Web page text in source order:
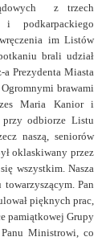
z trzech
i podkarpackiego
im Listów
brali udział
a Prezydenta Miasta
Ogromnymi brawami
Maria Kanior i
przy odbiorze Listu
naszą, seniorów
oklaskiwany przez
wszystkim. Nasza
Pan
pięknych prac,
pamiątkowej Grupy
Ministrowi, co